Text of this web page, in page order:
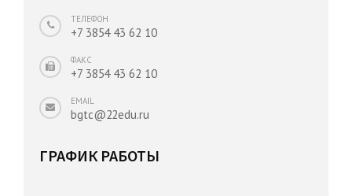
ТЕЛЕФОН
+7 3854 43 62 10
ФАКС
+7 3854 43 62 10
EMAIL
bgtc@22edu.ru
ГРАФИК РАБОТЫ